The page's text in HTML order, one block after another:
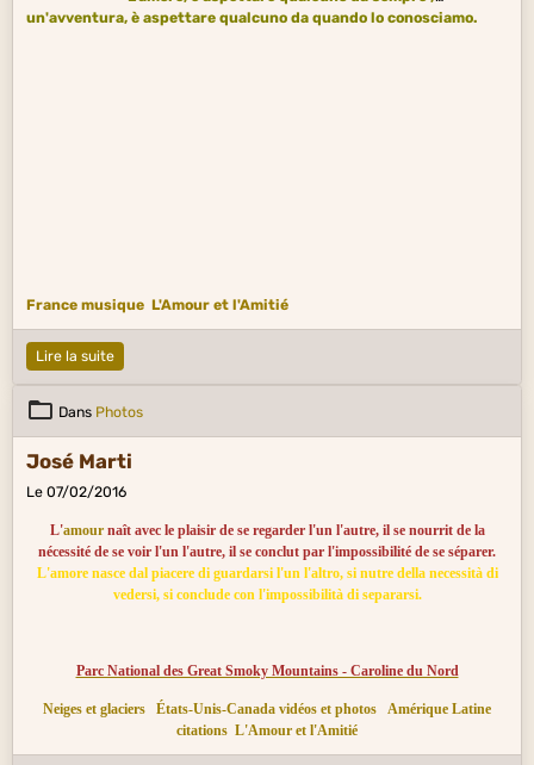
un'avventura, è aspettare qualcuno da quando lo conosciamo.
France musique L'Amour et l'Amitié
Lire la suite
Dans Photos
José Marti
Le 07/02/2016
L'amournaît avec le plaisir de se regarder l'un l'autre, il se nourrit de la
nécessité de se voir l'un l'autre, il se conclut par l'impossibilité de se séparer.
L'amore nasce dal piacere di guardarsi l'un l'altro, si nutre della necessità di
vedersi, si conclude con l'impossibilità di separarsi.
Parc National des Great Smoky Mountains - Caroline du Nord
Neiges et glaciers États-Unis-Canada vidéos et photos
Amérique Latine
citations L'Amour et l'Amitié